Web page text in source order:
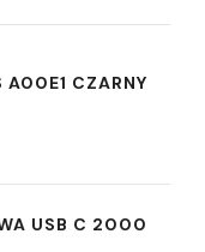
A00E1 CZARNY
USB C 2000